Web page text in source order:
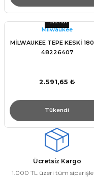
Tükendi
Milwaukee
MİLWAUKEE TEPE KESKİ
48226407
2.591,65 ₺
Tükendi
Ücretsiz Kargo
1.000 TL üzeri tüm